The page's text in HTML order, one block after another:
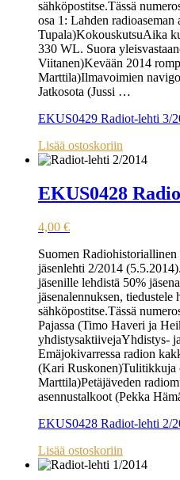
sähköpostitse.Tässä
osa 1: Lahden
Tupala)KokouskutsuAika
330 WL. Suora
Viitanen)Kevään 2014
Marttila)Ilmavoimien
Jatkosota (Jussi …
EKUS0429 Radiot-lehti 3/
Lisää ostoskoriin
EKUS0428
4,00 €
Suomen
jäsenlehti 2/2014
jäsenille lehdistä 50%
jäsenalennuksen, tiedustele
sähköpostitse.Tässä
Pajassa (Timo Haveri ja
yhdistysaktiivejaYhdistys-
Emäjokivarressa radion
(Kari Ruskonen)Tulitikkuja
Marttila)Petäjäveden
asennustalkoot (Pekka
EKUS0428 Radiot-lehti 2/
Lisää ostoskoriin